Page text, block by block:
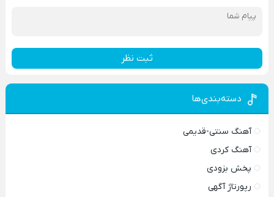
ثبت نظر
دسته‌بندی‌ها
آهنگ سنتی-قدیمی
آهنگ کردی
پخش بزودی
رپورتاژ آگهی